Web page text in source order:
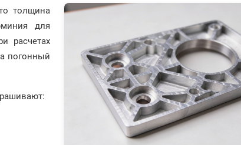
толщина
для
расчетах
погонный